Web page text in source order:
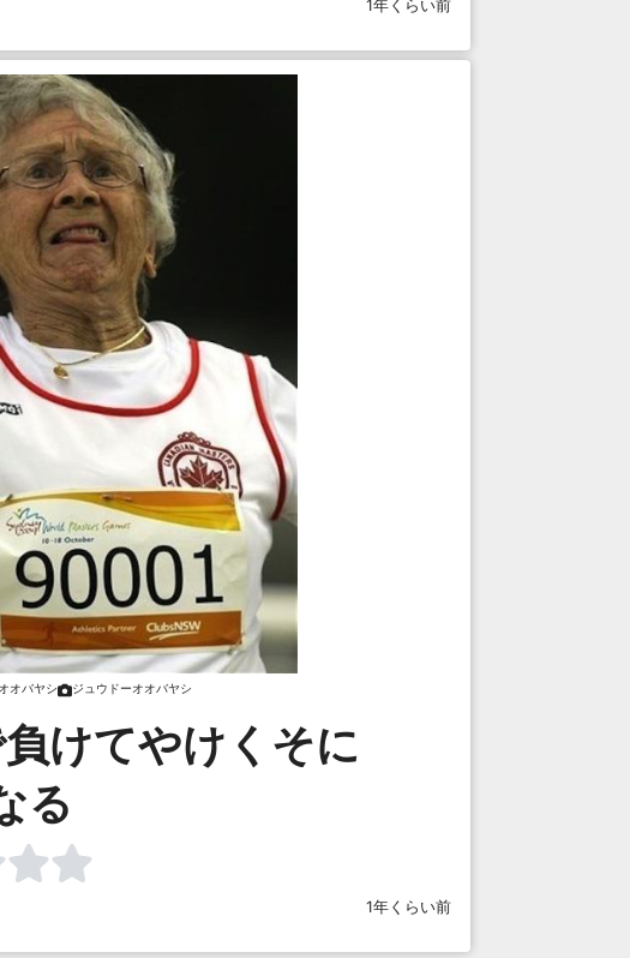
1年くらい前
オバヤシ ジュウドーオオバヤシ
けてやけくそに
る
1年くらい前